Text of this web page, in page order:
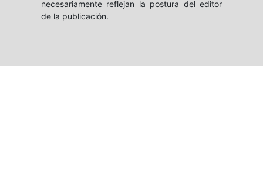
necesariamente reflejan la postura del editor
de la publicación.